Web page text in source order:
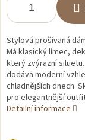
Stylová prošívaná
Má klasický límec,
který zvýrazní
dodává moderní
chladnějších dnech.
pro elegantnější
Detailní informace